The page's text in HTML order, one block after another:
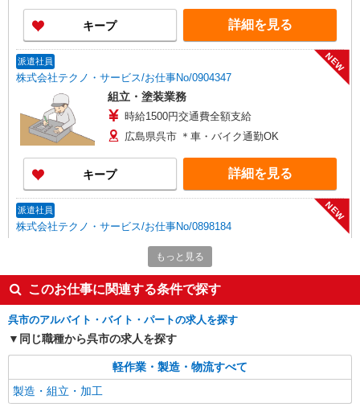
キープ 詳細を見る
派遣社員
株式会社テクノ・サービス/お仕事No/0904347
NEW
組立・塗装業務
時給1500円交通費全額支給
広島県呉市 ＊車・バイク通勤OK
キープ 詳細を見る
派遣社員
株式会社テクノ・サービス/お仕事No/0898184
NEW
砥石加工業務
時給1300円交通費全額支給
広島県呉市 ＊バイク通勤OK
キープ 詳細を見る
派遣社員
株式会社テクノ・サービス/お仕事No/0892650
NEW
もっと見る
このお仕事に関連する条件で探す
呉市のアルバイト・バイト・パートの求人を探す
同じ職種から呉市の求人を探す
軽作業・製造・物流すべて
製造・組立・加工